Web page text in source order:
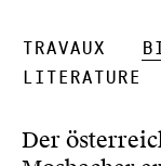
Travaux
Literature
Der